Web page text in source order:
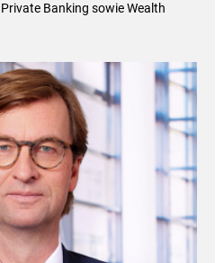
Banking sowie Wealth